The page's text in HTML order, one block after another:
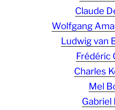
Claude
Wolfgang
Ludwig van
Frédéric
Charles
Mel
Gabriel